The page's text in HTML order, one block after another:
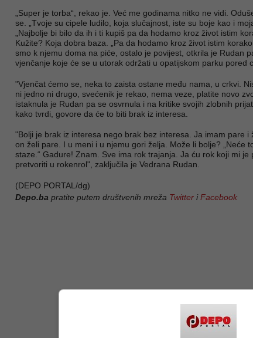
„Super je torba“, rekao je. Već me godinama nitko ne vidi.
se. „Tvoje su cipele ludilo, koja slučajnost, iste su boje kao i
„Najbolje bi bilo da ih i ti kupiš pa da hodamo kroz život istim
Kužite? Koja dobra baza. „Pa da hodamo kroz život istim
smo k njemu doma na piće, ostalo je povijest, otkrila je Rudan
vjenčanje koje će se u utorak održati u opatijskom parku pored
"Vjenčat ćemo se, neka to zaista ostane među nama, u crkvi.
ni jedno ni drugo, svećenik je rekao, nema veze, platite novo
istaknula je Rudan pa se osvrnula i na kritike svojih zlobnih
kako tvrdi, govore da će to biti brak iz interesa.
"Bolji je brak iz interesa nego brak bez interesa. Ja imam pare i
on želi pare. I u meni i u njemu gori želja. Može li bolje? „Neće
staze.“ Gadure! Znam. Sve ima rok trajanja. Ja ću rok koji mi je
pretvoriti u rokenrol", zaključila je Vedrana Rudan.
(DEPO PORTAL/dg)
Depo.ba pratite putem društvenih mreža Twitter iFacebook